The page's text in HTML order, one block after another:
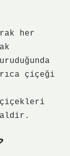
her
çiçeği
çiçekleri